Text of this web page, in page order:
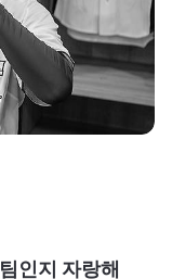
인지 자랑해